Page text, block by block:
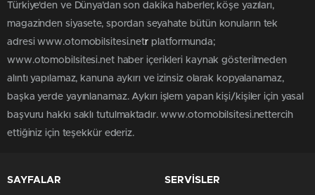
Türkiye'den ve Dünya’dan son dakika haberler, köşe yazıları,
magazinden siyasete, spordan seyahate bütün konuların tek
adresi www.otomobilsitesi.netr platformunda;
www.otomobilsitesi.net haber içerikleri kaynak gösterilmeden
alıntı yapılamaz, kanuna aykırı ve izinsiz olarak kopyalanamaz,
başka yerde yayınlanamaz. Aykırı işlem yapan kişi/kişiler için yasal
başvuru hakkı saklı tutulmaktadır. www.otomobilsitesi.nettercih
ettiğiniz için teşekkür ederiz.
SAYFALAR SERVİSLER